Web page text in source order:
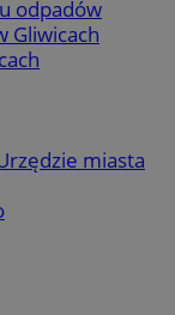
odpadów
Gliwicach
miasta